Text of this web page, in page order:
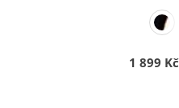
1 899 Kč